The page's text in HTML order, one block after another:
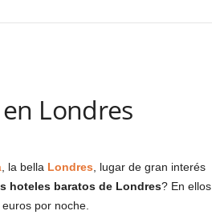
Londres
, la bella Londres , lugar de gran interés
hoteles baratos de Londres? En ellos
por noche.